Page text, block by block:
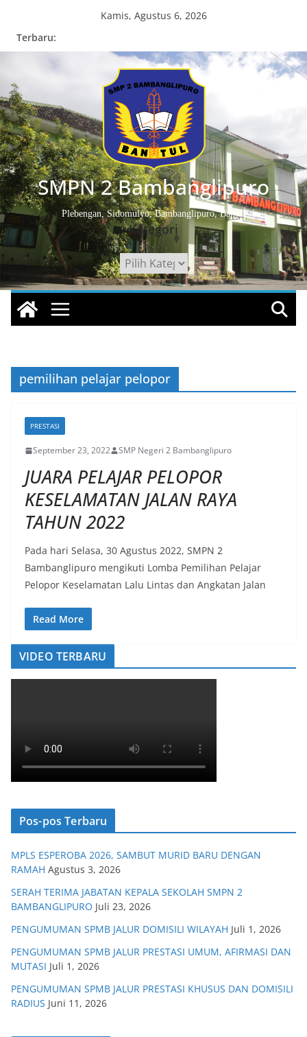
Kamis, Agustus 6, 2026
Terbaru:
SMPN 2 Bambanglipuro
Plebengan, Sidomulyo, Bambanglipuro, Bantul
Kategori
Kategori
pemilihan pelajar pelopor
PRESTASI
September 23, 2022 SMP Negeri 2 Bambanglipuro
JUARA PELAJAR PELOPOR
KESELAMATAN JALAN RAYA
TAHUN 2022
Pada hari Selasa, 30 Agustus 2022, SMPN 2
Bambanglipuro mengikuti Lomba Pemilihan Pelajar
Pelopor Keselamatan Lalu Lintas dan Angkatan Jalan
Read More
VIDEO TERBARU
Pos-pos Terbaru
MPLS ESPEROBA 2026, SAMBUT MURID BARU DENGAN
RAMAH Agustus 3, 2026
SERAH TERIMA JABATAN KEPALA SEKOLAH SMPN 2
BAMBANGLIPURO Juli 23, 2026
PENGUMUMAN SPMB JALUR DOMISILI WILAYAH Juli 1, 2026
PENGUMUMAN SPMB JALUR PRESTASI UMUM, AFIRMASI DAN
MUTASI Juli 1, 2026
PENGUMUMAN SPMB JALUR PRESTASI KHUSUS DAN DOMISILI
RADIUS Juni 11, 2026